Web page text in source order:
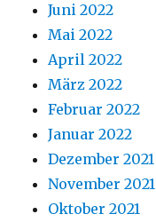
Juni 2022
Mai 2022
April 2022
März 2022
Februar 2022
Januar 2022
Dezember 2021
November 2021
Oktober 2021